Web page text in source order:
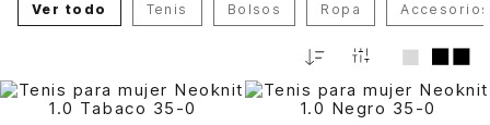
Ver todo Tenis Bolsos Ropa Accesorios
Fecha
Release